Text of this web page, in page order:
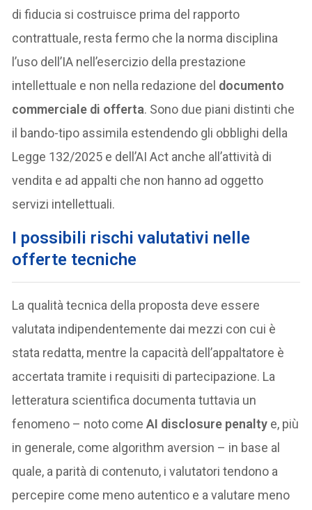
di fiducia si costruisce prima del rapporto
contrattuale, resta fermo che la norma disciplina
l’uso dell’IA nell’esercizio della prestazione
intellettuale e non nella redazione del documento
commerciale di offerta. Sono due piani distinti che
il bando-tipo assimila estendendo gli obblighi della
Legge 132/2025 e dell’AI Act anche all’attività di
vendita e ad appalti che non hanno ad oggetto
servizi intellettuali.
I possibili rischi valutativi nelle
offerte tecniche
La qualità tecnica della proposta deve essere
valutata indipendentemente dai mezzi con cui è
stata redatta, mentre la capacità dell’appaltatore è
accertata tramite i requisiti di partecipazione. La
letteratura scientifica documenta tuttavia un
fenomeno – noto comeAI disclosure penalty e, più
in generale, come algorithm aversion – in base al
quale, a parità di contenuto, i valutatori tendono a
percepire come meno autentico e a valutare meno